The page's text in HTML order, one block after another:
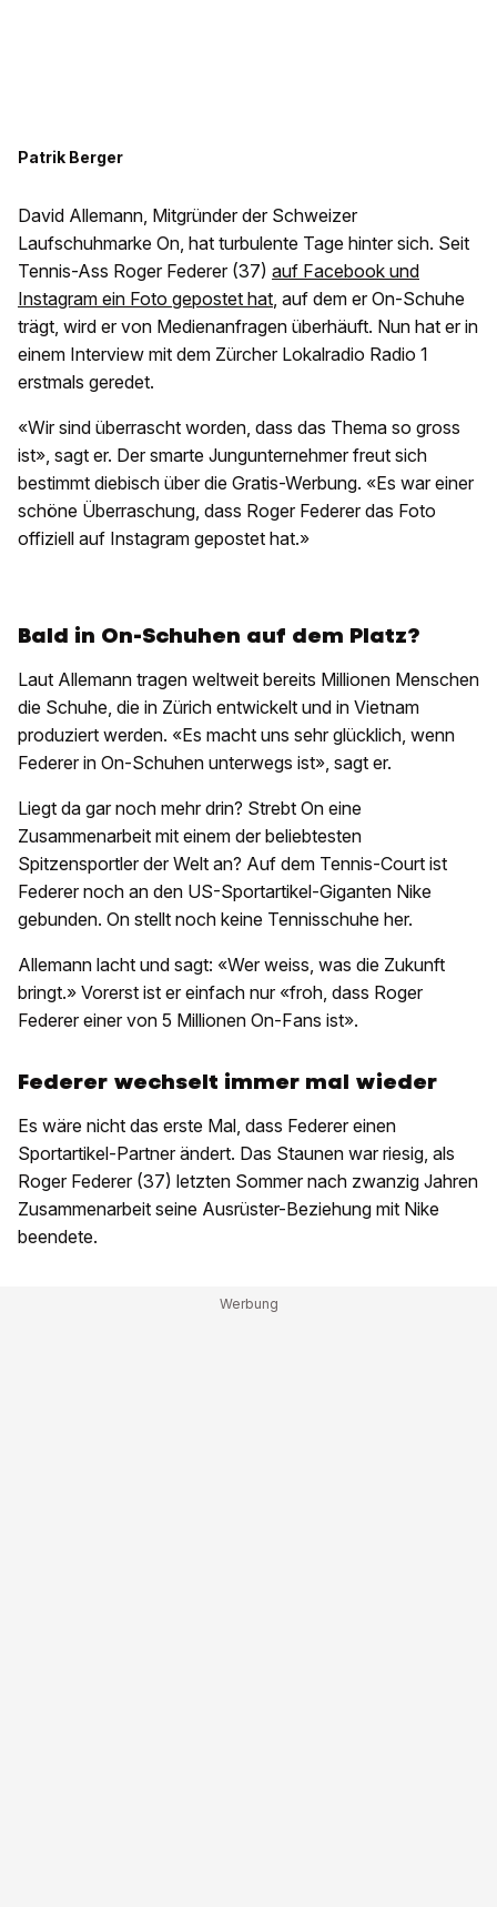
Patrik Berger
David Allemann, Mitgründer der Schweizer
Laufschuhmarke On, hat turbulente Tage hinter sich. Seit
Tennis-Ass Roger Federer (37) auf Facebook und
Instagram ein Foto gepostet hat, auf dem er On-Schuhe
trägt, wird er von Medienanfragen überhäuft. Nun hat er in
einem Interview mit dem Zürcher Lokalradio Radio 1
erstmals geredet.
«Wir sind überrascht worden, dass das Thema so gross
ist», sagt er. Der smarte Jungunternehmer freut sich
bestimmt diebisch über die Gratis-Werbung. «Es war einer
schöne Überraschung, dass Roger Federer das Foto
offiziell auf Instagram gepostet hat.»
Bald in On-Schuhen auf dem Platz?
Laut Allemann tragen weltweit bereits Millionen Menschen
die Schuhe, die in Zürich entwickelt und in Vietnam
produziert werden. «Es macht uns sehr glücklich, wenn
Federer in On-Schuhen unterwegs ist», sagt er.
Liegt da gar noch mehr drin? Strebt On eine
Zusammenarbeit mit einem der beliebtesten
Spitzensportler der Welt an? Auf dem Tennis-Court ist
Federer noch an den US-Sportartikel-Giganten Nike
gebunden. On stellt noch keine Tennisschuhe her.
Allemann lacht und sagt: «Wer weiss, was die Zukunft
bringt.» Vorerst ist er einfach nur «froh, dass Roger
Federer einer von 5 Millionen On-Fans ist».
Federer wechselt immer mal wieder
Es wäre nicht das erste Mal, dass Federer einen
Sportartikel-Partner ändert. Das Staunen war riesig, als
Roger Federer (37) letzten Sommer nach zwanzig Jahren
Zusammenarbeit seine Ausrüster-Beziehung mit Nike
beendete.